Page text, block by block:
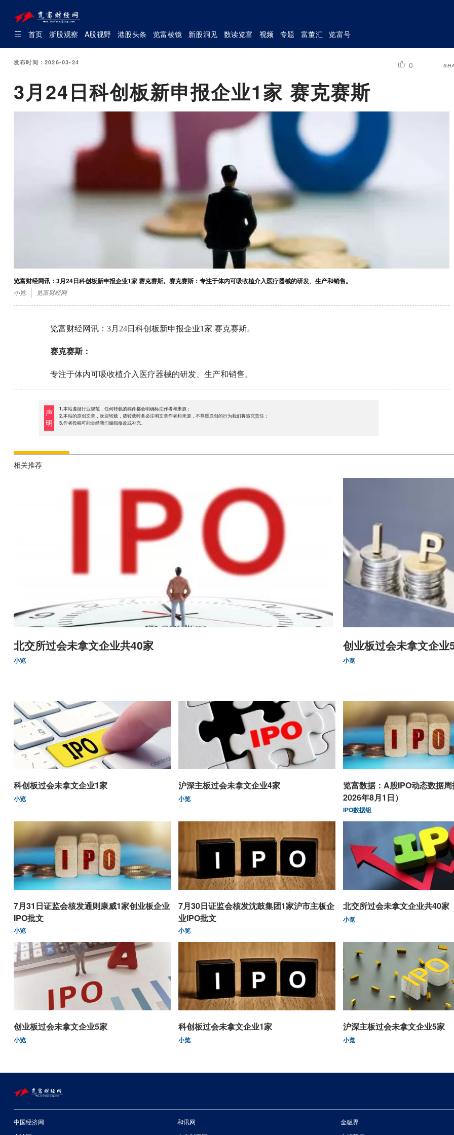
首页 浙股观察 A股视野 港股头条 览富棱镜 新股洞见 数读览富 视频 专题 富董汇 览富号
发布时间：2026-03-24 0
3月24日科创板新申报企业1家 赛克赛斯
览富财经网讯：3月24日科创板新申报企业1家 赛克赛斯。赛克赛斯：专注于体内可吸收植介入医疗器械的研发、生产和销售。
小览 览富财经网
览富财经网讯：3月24日科创板新申报企业1家 赛克赛斯。
赛克赛斯：
专注于体内可吸收植介入医疗器械的研发、生产和销售。
声
明
1.本站遵循行业规范，任何转载的稿件都会明确标注作者和来源；
2.本站的原创文章，欢迎转载，请转载时务必注明文章作者和来源，不尊重原创的行为我们将追究责任；
3.作者投稿可能会经我们编辑修改或补充。
相关推荐
北交所过会未拿文企业共40家
小览
创业板过会未拿文企业
小览
科创板过会未拿文企业1家
小览
沪深主板过会未拿文企业4家
小览
览富数据：A股IPO动态数据
2026年8月1日）
IPO数据组
7月31日证监会核发通则康威1家创业板企业
IPO批文
小览
7月30日证监会核发沈鼓集团1家沪市主板企
业IPO批文
小览
北交所过会未拿文企业共40家
小览
创业板过会未拿文企业5家
小览
科创板过会未拿文企业1家
小览
沪深主板过会未拿文企业5家
小览
中国经济网 和讯网
金融界